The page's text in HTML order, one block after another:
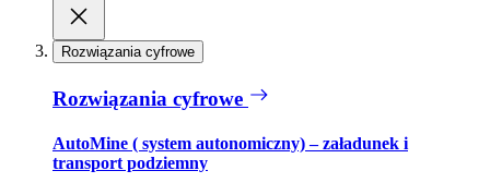
Rozwiązania cyfrowe
Rozwiązania cyfrowe
AutoMine ( system autonomiczny) – załadunek i
transport podziemny